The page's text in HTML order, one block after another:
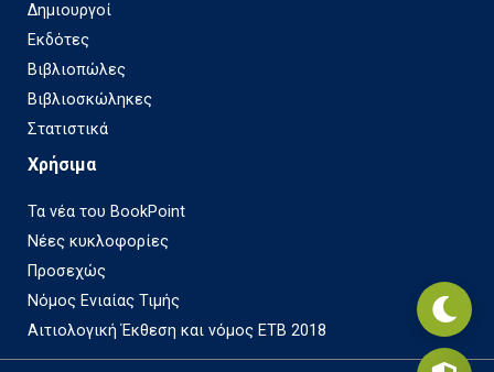
Δημιουργοί
Εκδότες
Βιβλιοπώλες
Βιβλιοσκώληκες
Στατιστικά
Χρήσιμα
Τα νέα του BookPoint
Νέες κυκλοφορίες
Προσεχώς
Νόμος Ενιαίας Τιμής
Αιτιολογική Έκθεση και νόμος ΕΤΒ 2018